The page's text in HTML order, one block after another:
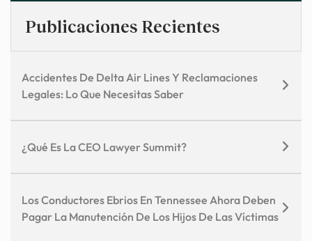
Publicaciones Recientes
Accidentes De Delta Air Lines Y Reclamaciones
Legales: Lo Que Necesitas Saber
¿Qué Es La CEO Lawyer Summit?
Los Conductores Ebrios En Tennessee Ahora Deben
Pagar La Manutención De Los Hijos De Las Víctimas